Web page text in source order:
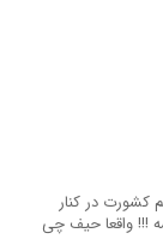
در کنار
!!! واقعا حیف چی